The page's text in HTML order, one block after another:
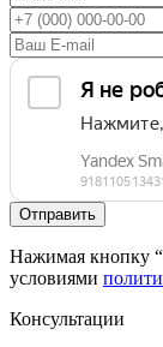
Нажимая кнопку
условиями
Консультации